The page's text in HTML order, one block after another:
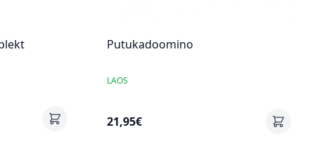
Putukadoomino
LAOS
21,95€